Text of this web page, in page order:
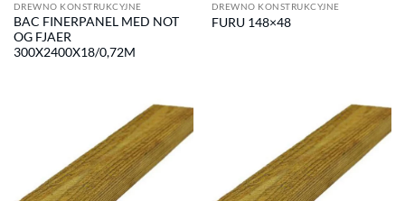
DREWNO KONSTRUKCYJNE
BAC FINERPANEL MED NOT
OG FJAER
300X2400X18/0,72M
DREWNO KONSTRUKCYJNE
FURU 148×48